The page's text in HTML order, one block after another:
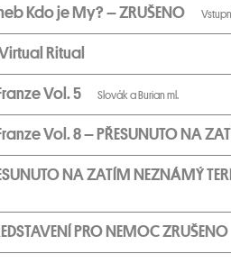
Kdo je My? – ZRUŠENO
Ritual
Vol. 5 Slovák a Burian ml.
Vol. 8 – PŘESUNUTO NA
NA ZATÍM NEZNÁMÝ
PRO NEMOC ZRUŠENO